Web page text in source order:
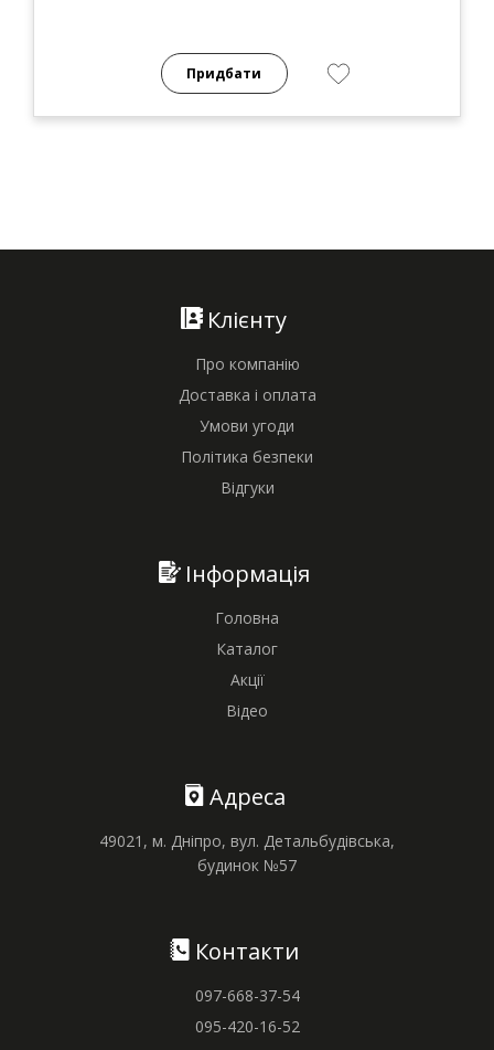
Придбати
Клієнту
Про компанію
Доставка і оплата
Умови угоди
Політика безпеки
Відгуки
Інформація
Головна
Каталог
Акції
Відео
Адреса
49021, м. Дніпро, вул. Детальбудівська,
будинок №57
Контакти
097-668-37-54
095-420-16-52